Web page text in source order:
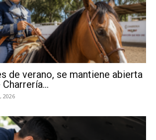
de verano, se mantiene abierta
2026